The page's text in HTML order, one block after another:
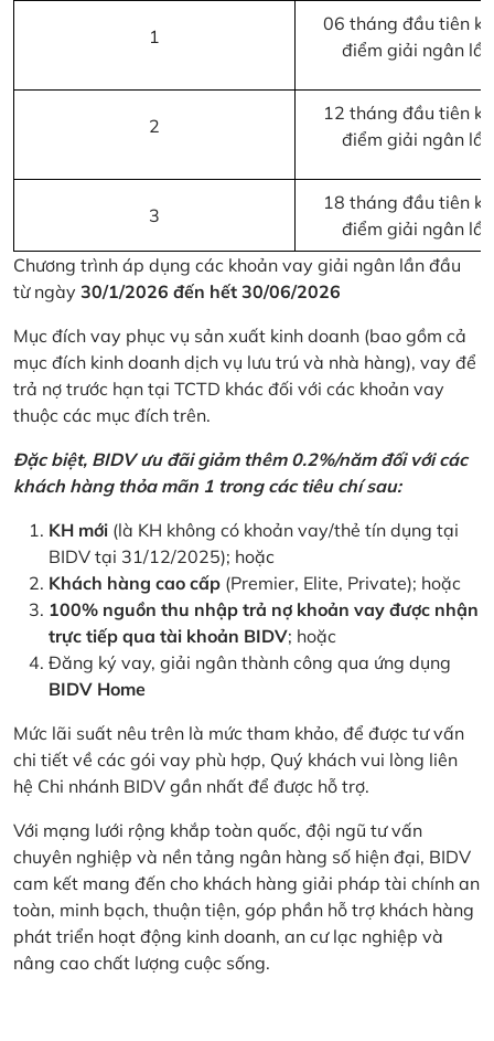
1
06 tháng đầu tiên
điểm giải ngân
2
12 tháng đầu tiên
điểm giải ngân
3
18 tháng đầu tiên
điểm giải ngân
Chương trình áp dụng các khoản vay giải ngân lần đầu
từ ngày 30/1/2026 đến hết 30/06/2026
Mục đích vay phục vụ sản xuất kinh doanh (bao gồm cả
mục đích kinh doanh dịch vụ lưu trú và nhà hàng), vay để
trả nợ trước hạn tại TCTD khác đối với các khoản vay
thuộc các mục đích trên.
Đặc biệt, BIDV ưu đãi giảm thêm 0.2%/năm đối với các
khách hàng thỏa mãn 1 trong các tiêu chí sau:
KH mới (là KH không có khoản vay/thẻ tín dụng tại
BIDV tại 31/12/2025); hoặc
Khách hàng cao cấp (Premier, Elite, Private); hoặc
100% nguồn thu nhập trả nợ khoản vay được nhận
trực tiếp qua tài khoản BIDV; hoặc
Đăng ký vay, giải ngân thành công qua ứng dụng
BIDV Home
Mức lãi suất nêu trên là mức tham khảo, để được tư vấn
chi tiết về các gói vay phù hợp, Quý khách vui lòng liên
hệ Chi nhánh BIDV gần nhất để được hỗ trợ.
Với mạng lưới rộng khắp toàn quốc, đội ngũ tư vấn
chuyên nghiệp và nền tảng ngân hàng số hiện đại, BIDV
cam kết mang đến cho khách hàng giải pháp tài chính an
toàn, minh bạch, thuận tiện, góp phần hỗ trợ khách hàng
phát triển hoạt động kinh doanh, an cư lạc nghiệp và
nâng cao chất lượng cuộc sống.